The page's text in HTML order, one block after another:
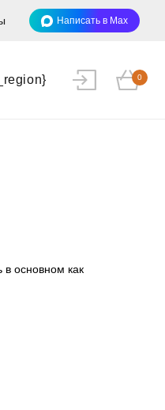
Написать в Max
0
основном как